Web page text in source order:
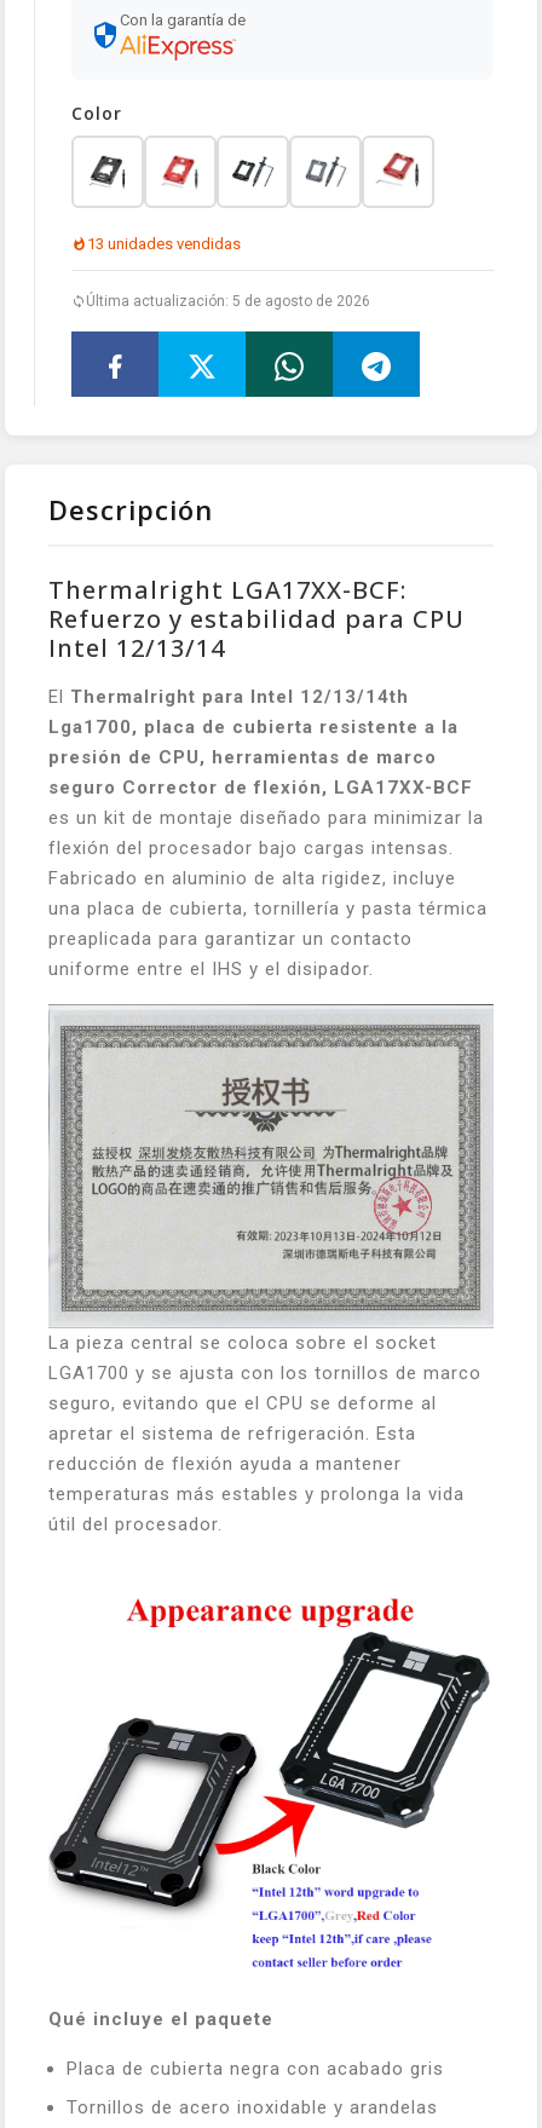
Con la garantía de
Color
13 unidades vendidas
Última actualización: 5 de agosto de 2026
Descripción
Thermalright LGA17XX-BCF:
Refuerzo y estabilidad para CPU
Intel 12/13/14
El Thermalright para Intel 12/13/14th
Lga1700, placa de cubierta resistente a la
presión de CPU, herramientas de marco
seguro Corrector de flexión, LGA17XX-BCF
es un kit de montaje diseñado para minimizar la
flexión del procesador bajo cargas intensas.
Fabricado en aluminio de alta rigidez, incluye
una placa de cubierta, tornillería y pasta térmica
preaplicada para garantizar un contacto
uniforme entre el IHS y el disipador.
La pieza central se coloca sobre el socket
LGA1700 y se ajusta con los tornillos de marco
seguro, evitando que el CPU se deforme al
apretar el sistema de refrigeración. Esta
reducción de flexión ayuda a mantener
temperaturas más estables y prolonga la vida
útil del procesador.
Qué incluye el paquete
Placa de cubierta negra con acabado gris
Tornillos de acero inoxidable y arandelas